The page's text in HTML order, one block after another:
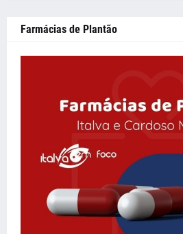
Farmácias de Plantão